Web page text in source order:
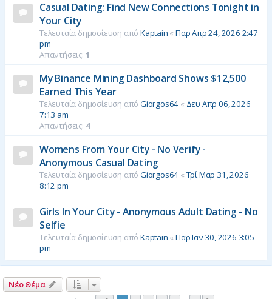
Casual Dating: Find New Connections Tonight in
Your City
Τελευταία δημοσίευση απόKaptain «Παρ Απρ 24, 2026 2:47
pm
Απαντήσεις: 1
My Binance Mining Dashboard Shows $12,500
Earned This Year
Τελευταία δημοσίευση απόGiorgos64 « Δευ Απρ 06, 2026
7:13 am
Απαντήσεις: 4
Womens From Your City - No Verify -
Anonymous Casual Dating
Τελευταία δημοσίευση απόGiorgos64 « Τρί Μαρ 31, 2026
8:12 pm
Girls In Your City - Anonymous Adult Dating - No
Selfie
Τελευταία δημοσίευση απόKaptain «Παρ Ιαν 30, 2026 3:05
pm
Νέο Θέμα